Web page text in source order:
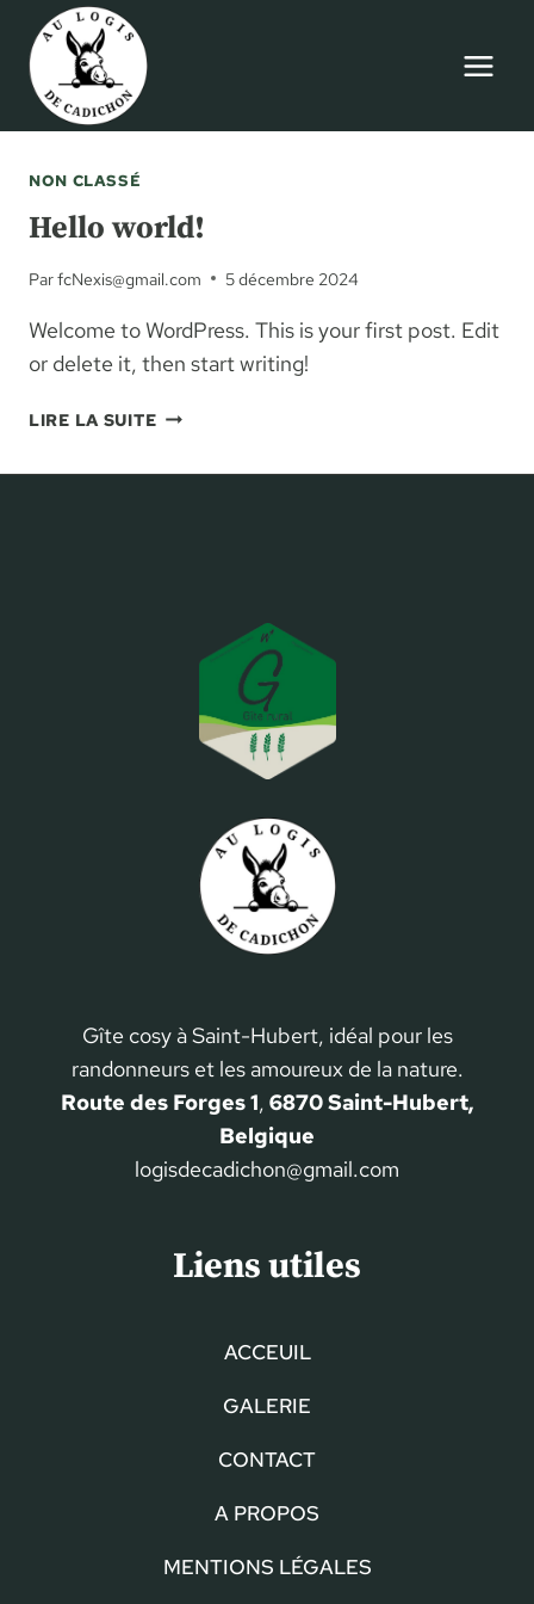
contenu
NON CLASSÉ
Hello world!
ParfcNexis@gmail.com 5 décembre 2024
Welcome to WordPress. This is your first post. Edit
or delete it, then start writing!
LIRE LA SUITEHELLO
Gîte cosy à Saint-Hubert, idéal pour les
randonneurs et les amoureux de la nature.
Route des Forges 1, 6870 Saint-Hubert,
Belgique
logisdecadichon@gmail.com
Liens utiles
ACCEUIL
GALERIE
CONTACT
A PROPOS
MENTIONS LÉGALES